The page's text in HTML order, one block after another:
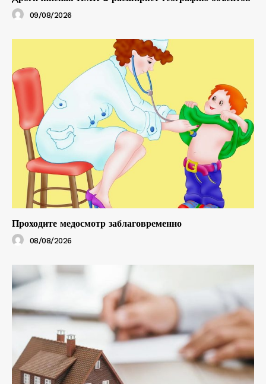
09/08/2026
Проходите медосмотр заблаговременно
08/08/2026